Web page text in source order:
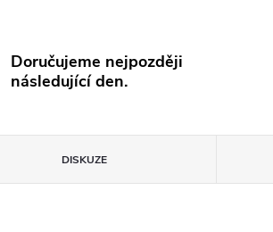
Doručujeme nejpozději
následující den.
DISKUZE